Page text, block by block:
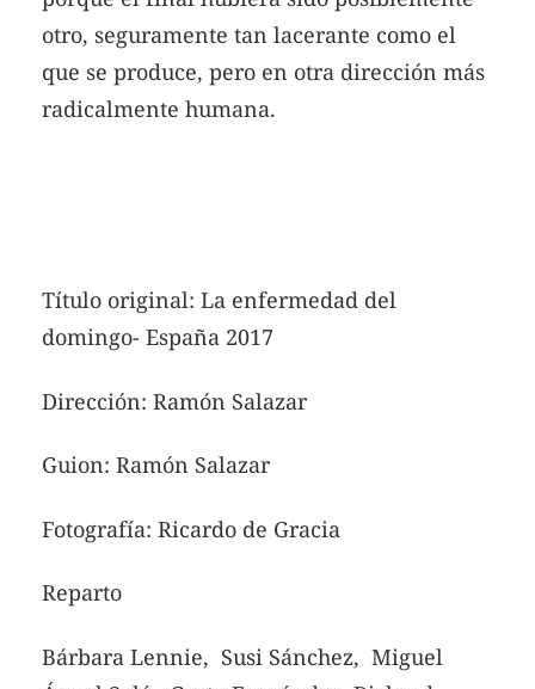
otro, seguramente tan lacerante como el
que se produce, pero en otra dirección más
radicalmente humana.
Título original: La enfermedad del
domingo- España 2017
Dirección: Ramón Salazar
Guion: Ramón Salazar
Fotografía: Ricardo de Gracia
Reparto
Bárbara Lennie, Susi Sánchez, Miguel